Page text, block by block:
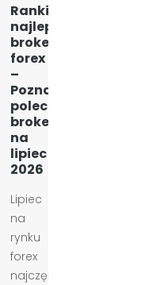
Ranking
najlepszych
brokerów
forex
–
Poznaj
polecanych
brokerów
na
lipiec
2026
Lipiec
na
rynku
forex
najczęściej